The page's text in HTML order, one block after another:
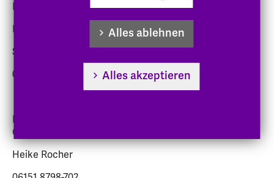
Kindheit/Childhood Studies (PO 2014)
Bachelorstudiengang Kindheitspädagogik
Sabine Wolferstädter
06151 8798-69
Bachelorstudiengang Lebensweltorientierte
Gesundheitsförderung
Heike Rocher
Alles ablehnen
Alles akzeptieren